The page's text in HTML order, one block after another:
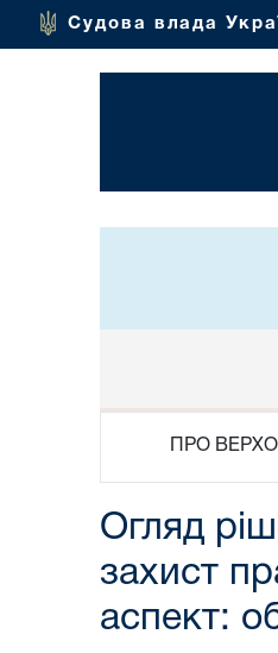
Судова влада
ПРО
Огляд
захист
аспект: